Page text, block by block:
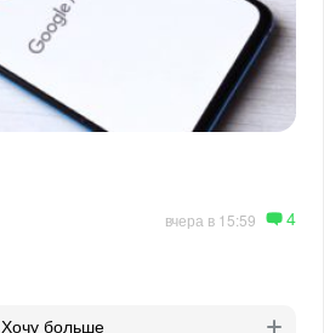
вчера в 15:59 4
Хочу больше